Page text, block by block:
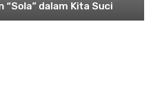
“Sola” dalam Kita Suci